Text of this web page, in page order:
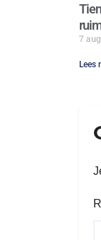
7
Lees